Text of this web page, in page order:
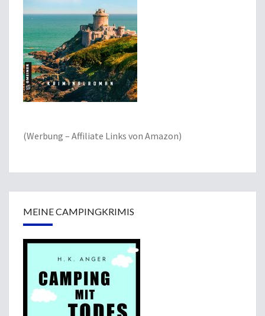
(Werbung – Affiliate Links von Amazon)
MEINE CAMPINGKRIMIS